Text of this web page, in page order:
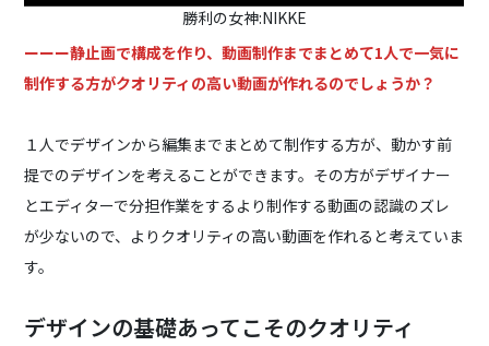
勝利の女神:NIKKE
ーーー静止画で構成を作り、動画制作までまとめて1人で一気に
制作する方がクオリティの高い動画が作れるのでしょうか？
１人でデザインから編集までまとめて制作する方が、動かす前
提でのデザインを考えることができます。その方がデザイナー
とエディターで分担作業をするより制作する動画の認識のズレ
が少ないので、よりクオリティの高い動画を作れると考えていま
す。
デザインの基礎あってこそのクオリティ